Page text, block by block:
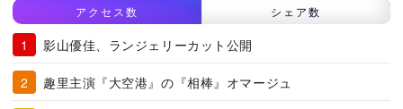
アクセス数 シェア数
影山優佳、ランジェリーカット公開
趣里主演『大空港』の『相棒』オマージュ